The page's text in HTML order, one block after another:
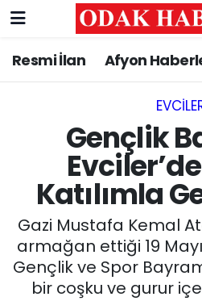
Resmi İlan Afyon
Gençlik
Katılımla
Gazi Mustafa Kemal
armağan ettiği 19
Gençlik ve Spor
bir coşku ve gurur
AFYONKARAHİSAR
ASAYİŞ
GÜNCEL
SİYASET
EĞİTİM
Nöbetçi Eczaneler
Trafik Durumu
Süper Lig Puan
Tüm Manşetler
Son Dakika Haberleri